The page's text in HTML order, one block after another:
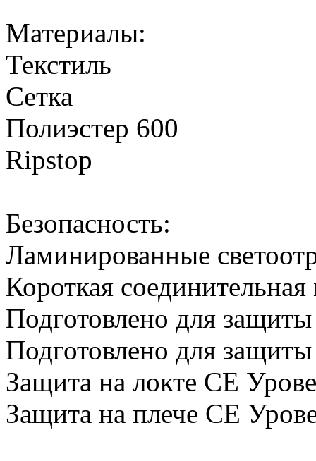
Материалы:
Текстиль
Сетка
Полиэстер 600
Ripstop
Безопасность:
Ламинированные
Короткая
Подготовлено для
Подготовлено для
Защита на локте CE
Защита на плече CE